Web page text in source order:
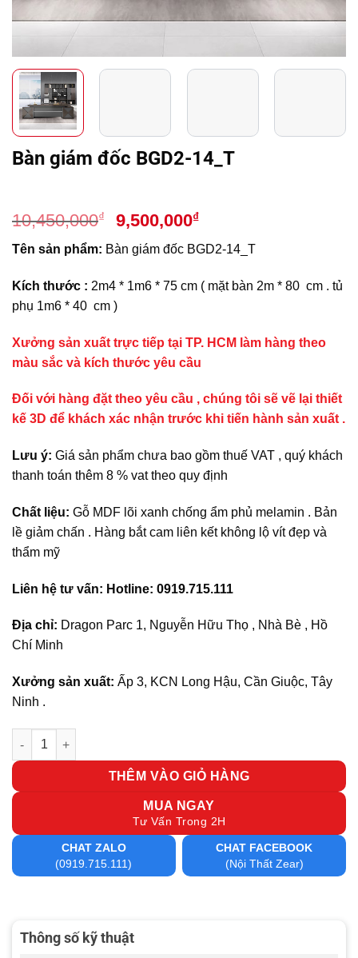
Bàn giám đốc BGD2-14_T
10,450,000₫
Giá
gốc
là:
10,450,000₫.
9,500,000₫Giá
tại
là:
9,500,000₫.
Tên sản phẩm: Bàn giám đốc BGD2-14_T
Kích thước : 2m4 * 1m6 * 75 cm ( mặt bàn 2m * 80 cm . tủ
phụ 1m6 * 40 cm )
Xưởng sản xuất trực tiếp tại TP. HCM làm hàng theo
màu sắc và kích thước yêu cầu
Đối với hàng đặt theo yêu cầu , chúng tôi sẽ vẽ lại thiết
kế 3D để khách xác nhận trước khi tiến hành sản xuất .
Lưu ý: Giá sản phẩm chưa bao gồm thuế VAT , quý khách
thanh toán thêm 8 % vat theo quy định
Chất liệu: Gỗ MDF lõi xanh chống ẩm phủ melamin . Bản
lề giảm chấn . Hàng bắt cam liên kết không lộ vít đẹp và
thẩm mỹ
Liên hệ tư vấn: Hotline: 0919.715.111
Địa chỉ: Dragon Parc 1, Nguyễn Hữu Thọ , Nhà Bè , Hồ
Chí Minh
Xưởng sản xuất: Ấp 3, KCN Long Hậu, Cần Giuộc, Tây
Ninh .
Bàn giám đốc BGD2-14_T số lượng
THÊM VÀO GIỎ HÀNG
MUA NGAY
Tư Vấn Trong 2H
CHAT ZALO
(0919.715.111)
CHAT FACEBOOK
(Nội Thất Zear)
Thông số kỹ thuật